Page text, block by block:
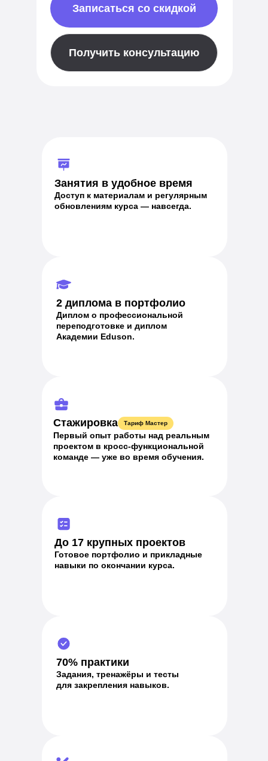
Записаться со скидкой
Получить консультацию
Занятия в удобное время
Доступ к материалам и регулярным
обновлениям курса — навсегда.
2 диплома в портфолио
Диплом о профессиональной
переподготовке и диплом
Академии Eduson.
Стажировка Тариф Мастер
Первый опыт работы над реальным
проектом в кросс-функциональной
команде — уже во время обучения.
До 17 крупных проектов
Готовое портфолио и прикладные
навыки по окончании курса.
70% практики
Задания, тренажёры и тесты
для закрепления навыков.